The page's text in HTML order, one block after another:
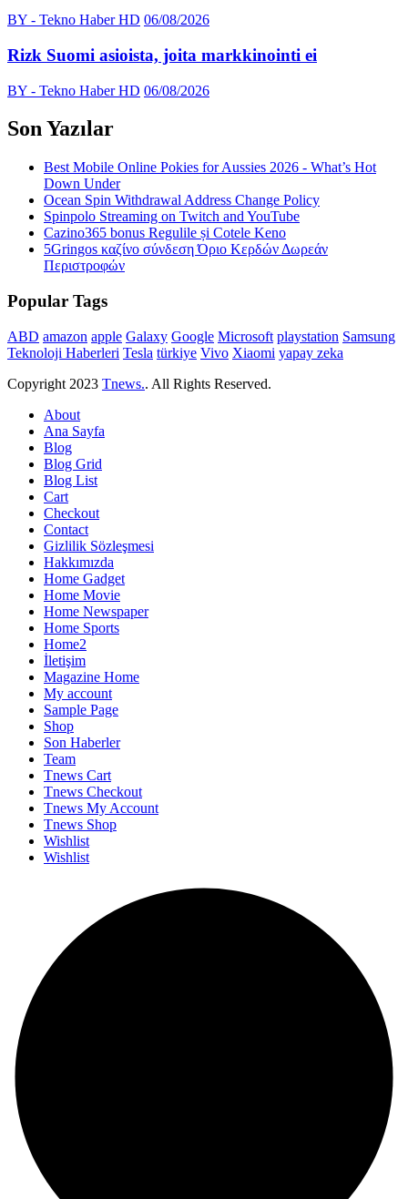
BY - Tekno Haber HD 06/08/2026
Rizk Suomi asioista, joita markkinointi ei
BY - Tekno Haber HD 06/08/2026
Son Yazılar
Best Mobile Online Pokies for Aussies 2026 - What’s Hot
Down Under
Ocean Spin Withdrawal Address Change Policy
Spinpolo Streaming on Twitch and YouTube
Cazino365 bonus Regulile și Cotele Keno
5Gringos καζίνο σύνδεση Όριο Κερδών Δωρεάν
Περιστροφών
Popular Tags
ABD amazon apple Galaxy Google Microsoft playstation Samsung
Teknoloji Haberleri Tesla türkiye Vivo Xiaomi yapay zeka
Copyright 2023 Tnews.. All Rights Reserved.
About
Ana Sayfa
Blog
Blog Grid
Blog List
Cart
Checkout
Contact
Gizlilik Sözleşmesi
Hakkımızda
Home Gadget
Home Movie
Home Newspaper
Home Sports
Home2
İletişim
Magazine Home
My account
Sample Page
Shop
Son Haberler
Team
Tnews Cart
Tnews Checkout
Tnews My Account
Tnews Shop
Wishlist
Wishlist